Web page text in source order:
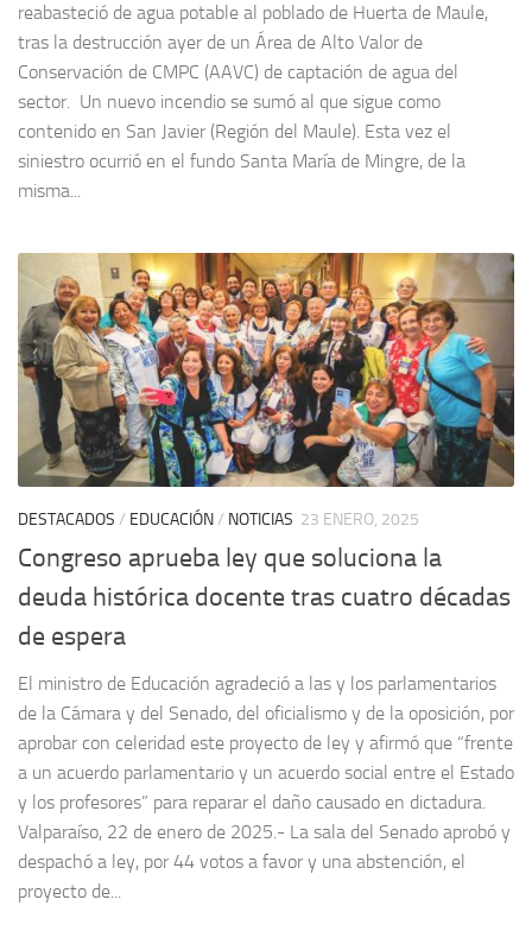
reabasteció de agua potable al poblado de Huerta de Maule,
tras la destrucción ayer de un Área de Alto Valor de
Conservación de CMPC (AAVC) de captación de agua del
sector. Un nuevo incendio se sumó al que sigue como
contenido en San Javier (Región del Maule). Esta vez el
siniestro ocurrió en el fundo Santa María de Mingre, de la
misma...
DESTACADOS / EDUCACIÓN/ NOTICIAS 23 ENERO, 2025
Congreso aprueba ley que soluciona la
deuda histórica docente tras cuatro décadas
de espera
El ministro de Educación agradeció a las y los parlamentarios
de la Cámara y del Senado, del oficialismo y de la oposición, por
aprobar con celeridad este proyecto de ley y afirmó que “frente
a un acuerdo parlamentario y un acuerdo social entre el Estado
y los profesores” para reparar el daño causado en dictadura.
Valparaíso, 22 de enero de 2025.- La sala del Senado aprobó y
despachó a ley, por 44 votos a favor y una abstención, el
proyecto de...